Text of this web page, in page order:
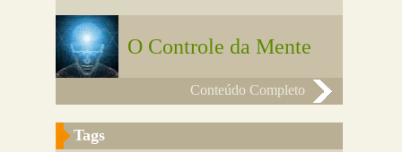
O Controle da Mente
Conteúdo Completo
Tags